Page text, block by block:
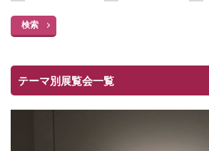
検索
テーマ別展覧会一覧